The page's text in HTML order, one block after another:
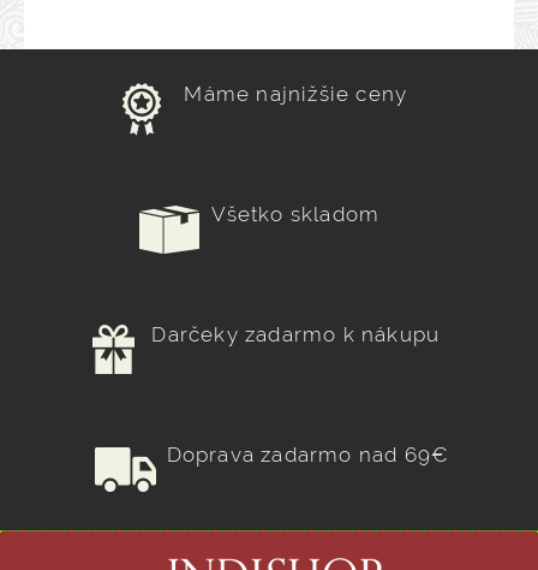
Máme najnižšie ceny
Všetko skladom
Darčeky zadarmo k nákupu
Doprava zadarmo nad 69€